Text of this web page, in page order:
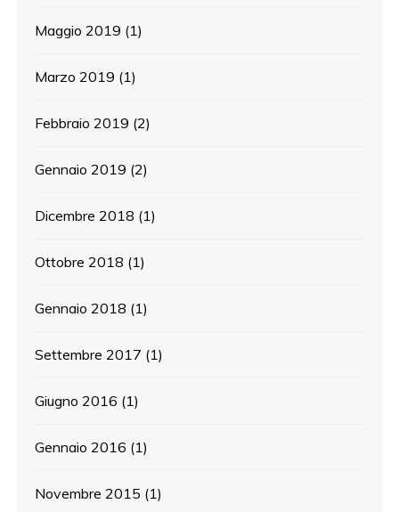
Maggio 2019 (1)
Marzo 2019 (1)
Febbraio 2019 (2)
Gennaio 2019 (2)
Dicembre 2018 (1)
Ottobre 2018 (1)
Gennaio 2018 (1)
Settembre 2017 (1)
Giugno 2016 (1)
Gennaio 2016 (1)
Novembre 2015 (1)